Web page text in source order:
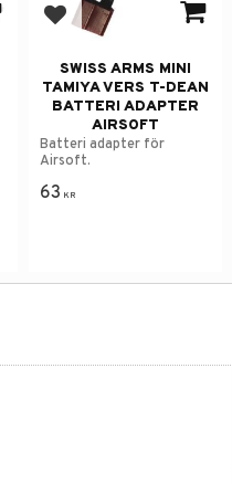
Add to favorites
SWISS ARMS MINI
TAMIYA VERS T-DEAN
BATTERI ADAPTER
AIRSOFT
Batteri adapter för
Airsoft.
63 KR